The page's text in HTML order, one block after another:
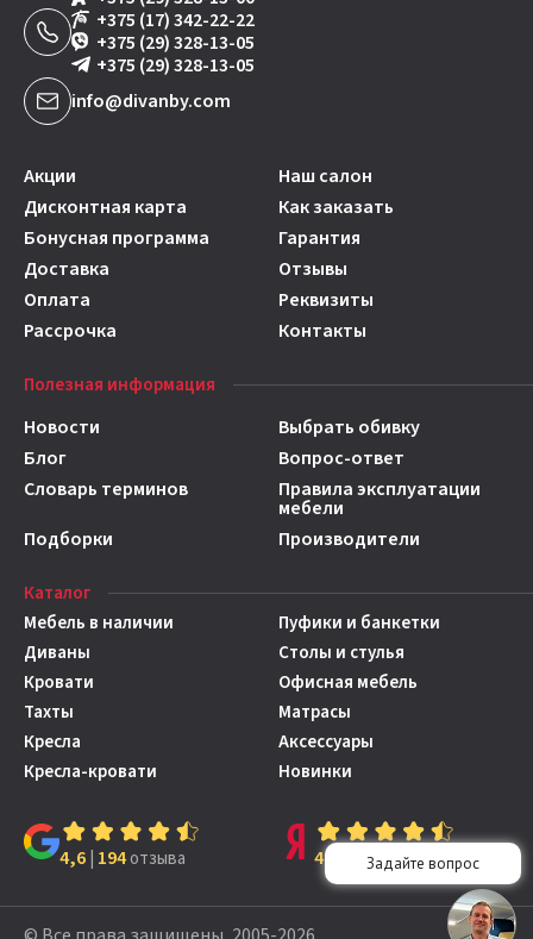
+375 (17) 342-22-22
+375 (29) 328-13-05
+375 (29) 328-13-05
info@divanby.com
Акции
Наш салон
Дисконтная карта
Как заказать
Бонусная программа
Гарантия
Доставка
Отзывы
Оплата
Реквизиты
Рассрочка
Контакты
Полезная информация
Новости
Выбрать обивку
Блог
Вопрос-ответ
Словарь терминов
Правила эксплуатации
мебели
Подборки
Производители
Каталог
Мебель в наличии
Диваны
Кровати
Тахты
Кресла
Кресла-кровати
Пуфики и банкетки
Столы и стулья
Офисная мебель
Матрасы
Аксессуары
Новинки
4,6| 194отзыва 4,7 149отзывов